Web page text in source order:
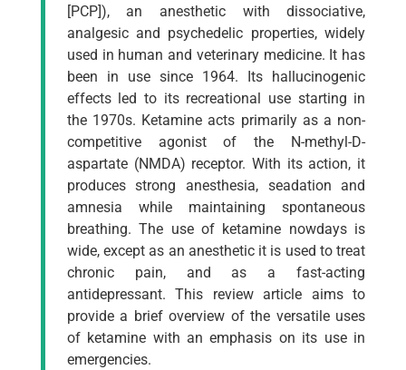
[PCP]), an anesthetic with dissociative,
analgesic and psychedelic properties, widely
used in human and veterinary medicine. It has
been in use since 1964. Its hallucinogenic
effects led to its recreational use starting in
the 1970s. Ketamine acts primarily as a non-
competitive agonist of the N-methyl-D-
aspartate (NMDA) receptor. With its action, it
produces strong anesthesia, seadation and
amnesia while maintaining spontaneous
breathing. The use of ketamine nowdays is
wide, except as an anesthetic it is used to treat
chronic pain, and as a fast-acting
antidepressant. This review article aims to
provide a brief overview of the versatile uses
of ketamine with an emphasis on its use in
emergencies.